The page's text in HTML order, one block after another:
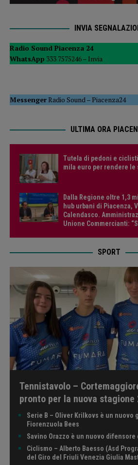
INVIA
Radio Sound Piacenza 24
WhatsApp 333 7575246 – Invia
MessengerRadio Sound–Piacenza24
ULTIMA ORA
Tutela di pedoni e
mila euro per rendere le
Dalla Regione oltre 1,3
hub urbani di Piacenza,
Calendasco.
Unione Commercianti:
SPORT
Tennistavolo –
pronto per la nuova stagione
Serie B – Oliver Krilkovs è un nuovo
Fiorenzuola Bees
Savino Orazzo è un nuovo
Ciclismo – Alberto Baesso (Asd
del Giro del Friuli Venezia Giulia